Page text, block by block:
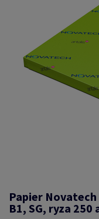
Papier
B1, SG, ryza 250